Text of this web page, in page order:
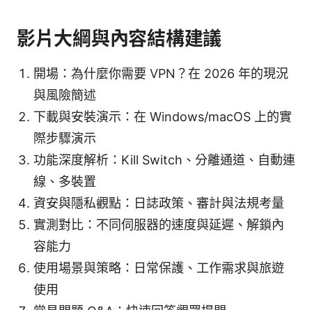
影片大綱與內容結構建議
開場：為什麼你需要 VPN？在 2026 年的現況
與風險簡述
下載與安裝演示：在 Windows/macOS 上的實
際步驟演示
功能深度解析：Kill Switch、分離通道、自動連
線、多裝置
資安與隱私觀點：日誌政策、審計與法規考量
實測對比：不同伺服器的速度與延遲、解鎖內
容能力
使用場景與策略：日常保護、工作需求與旅遊
使用